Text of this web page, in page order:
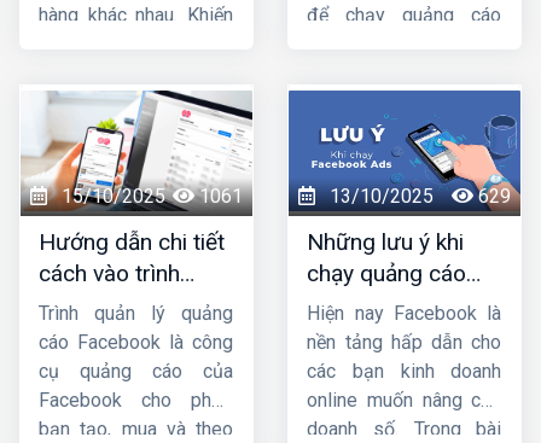
hàng khác nhau. Khiến
vì không biết nên sử
dụng ads target gì phù
hợp với sản phẩm/
dịch vụ của mình.
Trong bài chia sẻ này,
HIGsẽ hướng dẫn
cách nhắm mục tiêu
chi tiết trong quảng
cáo facebook. Mời
các bạn cùng theo dõi
nhá.
để chạy quảng cáo
facebook từ a đến
zcủaCông ty HIG
để
nắm rõ nhé !
15/10/2025 1061
Hướng dẫn chi tiết
cách vào trình
quản lý quảng cáo
trên facebook
Trình quản lý quảng
cáo Facebook là công
cụ quảng cáo của
Facebook cho phép
bạn tạo, mua và theo
13/10/2025 629
Những lưu ý khi
chạy quảng cáo
facebook mà bạn
cần phải biết
Hiện nay Facebook là
nền tảng hấp dẫn cho
các bạn kinh doanh
online muốn nâng cao
doanh số. Trong bài